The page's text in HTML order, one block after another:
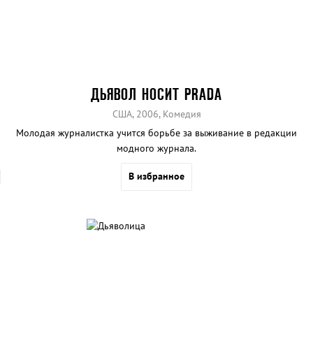
ДЬЯВОЛ НОСИТ PRADA
США, 2006, Комедия
Молодая журналистка учится борьбе за выживание в редакции
модного журнала.
В избранное